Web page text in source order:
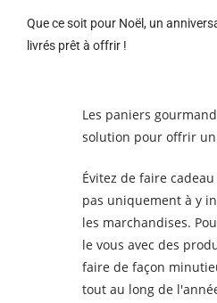
Que ce soit pour Noël, un
livrés prêt à offrir !
Les paniers
solution pour offrir un
Évitez de faire
pas uniquement à y
les marchandises.
le vous avec des
faire de façon
tout au long de